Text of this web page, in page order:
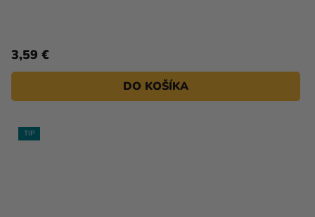
3,59 €
DO KOŠÍKA
TIP